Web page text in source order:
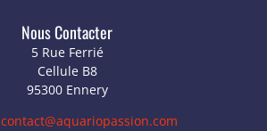
Nous Contacter
5 Rue Ferrié
Cellule B8
95300 Ennery
contact@aquariopassion.com